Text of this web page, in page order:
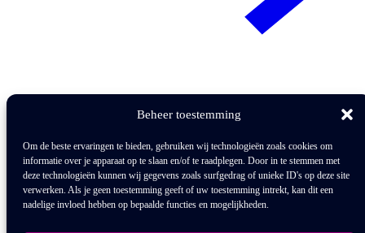
Beheer toestemming
Om de beste ervaringen te bieden, gebruiken wij technologieën zoals cookies om
informatie over je apparaat op te slaan en/of te raadplegen. Door in te stemmen met
deze technologieën kunnen wij gegevens zoals surfgedrag of unieke ID's op deze site
verwerken. Als je geen toestemming geeft of uw toestemming intrekt, kan dit een
nadelige invloed hebben op bepaalde functies en mogelijkheden.